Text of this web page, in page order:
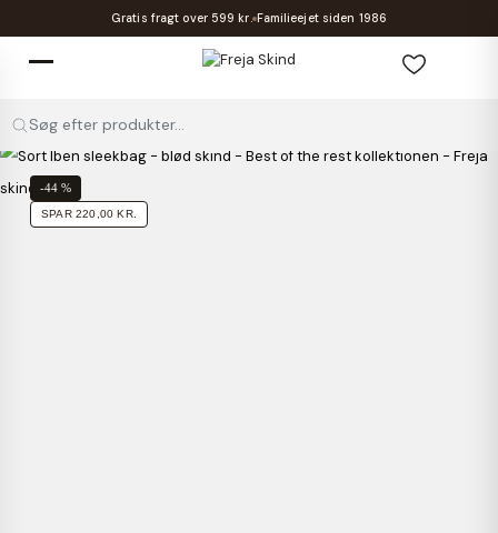
Gratis fragt over 599 kr. Familieejet siden 1986
Søg efter produkter...
-44 %
SPAR 220,00 KR.